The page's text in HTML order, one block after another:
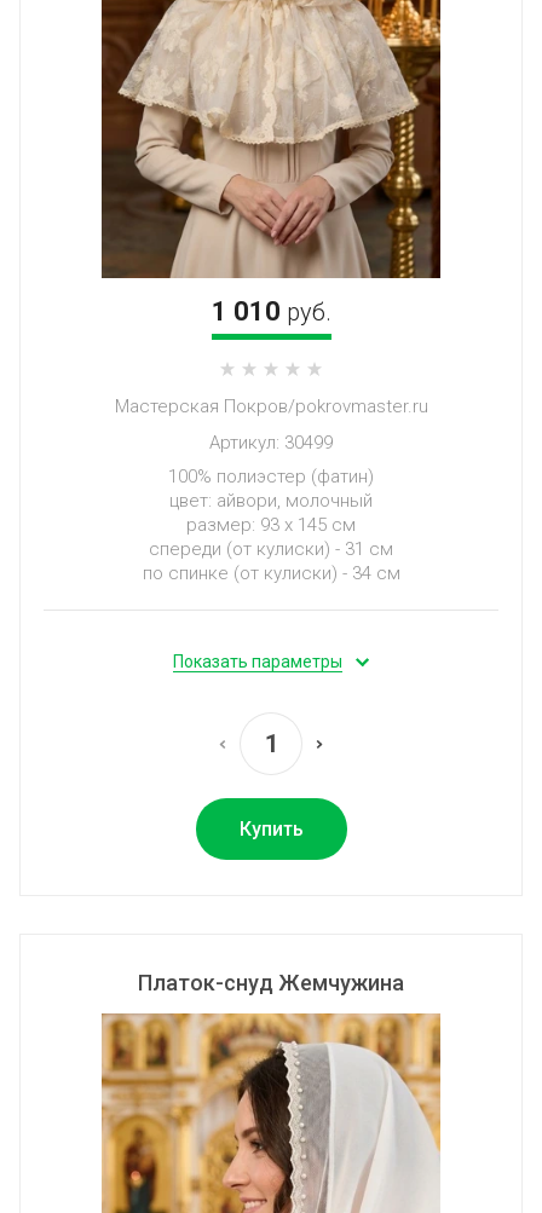
1 010 руб.
Мастерская Покров/pokrovmaster.ru
Артикул: 30499
100% полиэстер (фатин)
цвет: айвори, молочный
размер: 93 х 145 см
спереди (от кулиски) - 31 см
по спинке (от кулиски) - 34 см
Показать параметры
Купить
Платок-снуд Жемчужина